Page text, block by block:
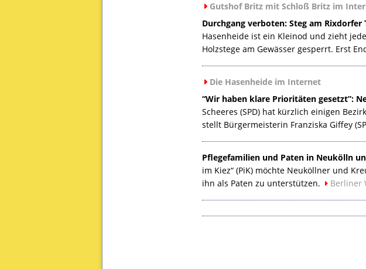
Gutshof Britz mit Schloß Britz im
Durchgang verboten: Steg am
Hasenheide ist ein Kleinod und zieht
Holzstege am Gewässer gesperrt. Erst
Die Hasenheide im Internet
“Wir haben klare Prioritäten gesetzt”:
Scheeres (SPD) hat kürzlich einigen
stellt Bürgermeisterin Franziska Giffey (
Pflegefamilien und Paten in Neukölln
im Kiez“ (PiK) möchte Neuköllner und
ihn als Paten zu unterstützen.
Berliner